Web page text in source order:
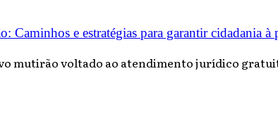
Caminhos e estratégias para garantir cidadania à
mutirão voltado ao atendimento jurídico